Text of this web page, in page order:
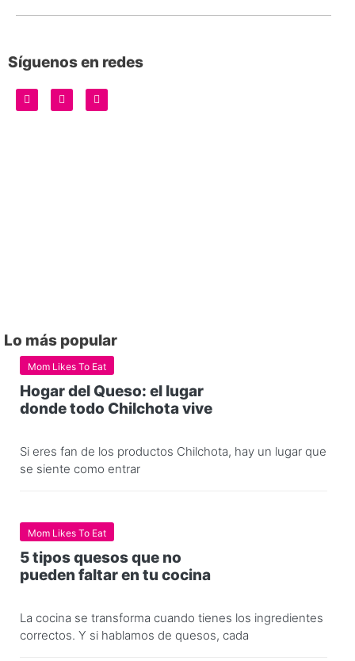
Síguenos en redes
Lo más popular
Mom Likes To Eat
Hogar del Queso: el lugar
donde todo Chilchota vive
Si eres fan de los productos Chilchota, hay un lugar que
se siente como entrar
Mom Likes To Eat
5 tipos quesos que no
pueden faltar en tu cocina
La cocina se transforma cuando tienes los ingredientes
correctos. Y si hablamos de quesos, cada